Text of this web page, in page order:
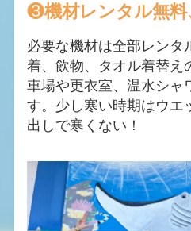
❸機材レンタル無
必要な機材は全部レンタ
着、飲物、タオル着替え
車場や更衣室、温水シャ
す。少し寒い時期はウエ
出しで寒くない！